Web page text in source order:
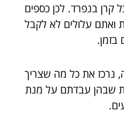
קרן בנפרד. לכן כספים
ואתם עלולים לא לקבל
נרכז את כל מה שצריך
שבהן עבדתם על מנת